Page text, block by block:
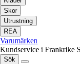
Skor
Utrustning
REA
Varumärken
Kundservice i Frankrike
Sök